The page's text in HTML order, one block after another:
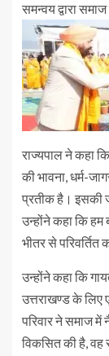
समन्वय द्वारा
राज्यपाल ने कहा
की भावना, धर्म-
प्रतीक है। इसकी
उन्होंने कहा कि
भीतर से
उन्होंने कहा कि
उत्तराखण्ड के लिए
परिवार ने समाज
विकसित की है, वह